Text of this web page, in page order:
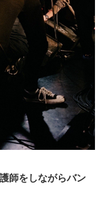
師をしながらバン